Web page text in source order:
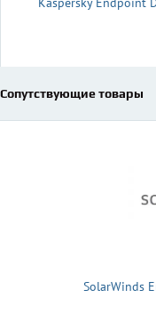
Сопутствующие товары
SolarWinds